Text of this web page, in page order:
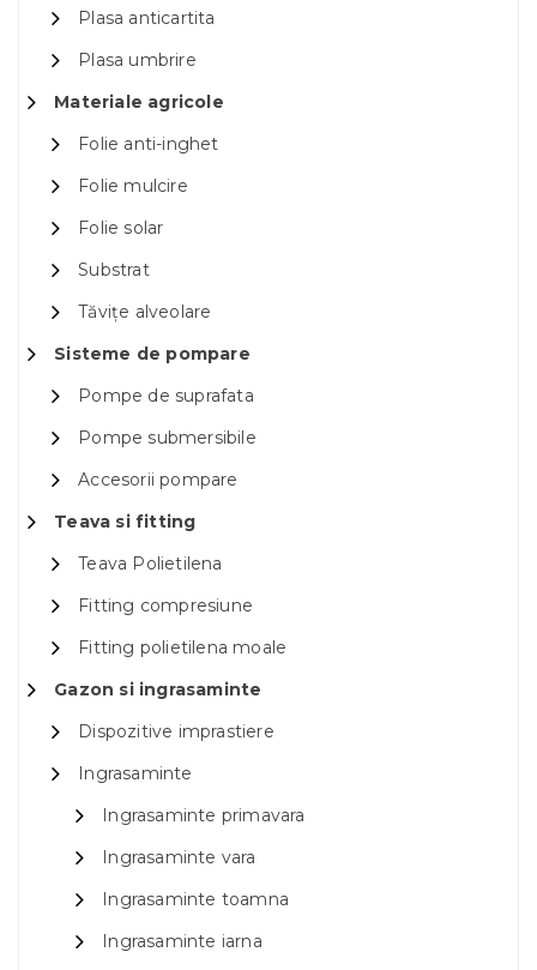
Plasa anticartita
Plasa umbrire
Materiale agricole
Folie anti-inghet
Folie mulcire
Folie solar
Substrat
Tăvițe alveolare
Sisteme de pompare
Pompe de suprafata
Pompe submersibile
Accesorii pompare
Teava si fitting
Teava Polietilena
Fitting compresiune
Fitting polietilena moale
Gazon si ingrasaminte
Dispozitive imprastiere
Ingrasaminte
Ingrasaminte primavara
Ingrasaminte vara
Ingrasaminte toamna
Ingrasaminte iarna